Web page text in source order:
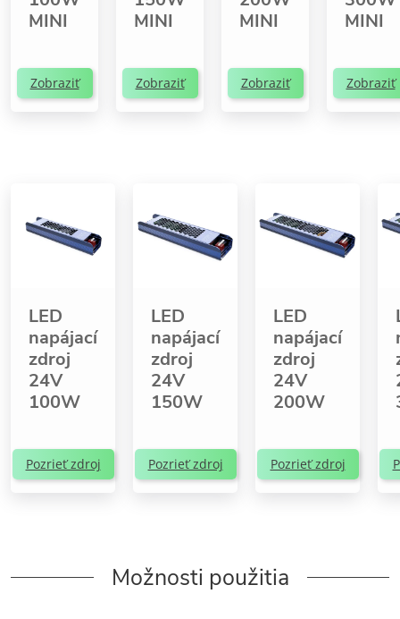
MINI
Zobraziť
MINI
Zobraziť
MINI
Zobraziť
MINI
Zobraziť
LED
napájací
zdroj
24V
100W
Pozrieť zdroj
LED
napájací
zdroj
24V
150W
Pozrieť zdroj
LED
napájací
zdroj
24V
200W
Pozrieť zdroj
Možnosti použitia